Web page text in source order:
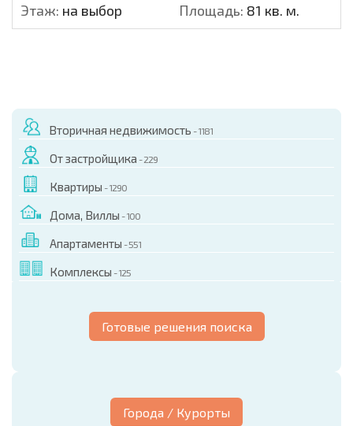
Этаж: на выбор Площадь: 81 кв. м.
Вторичная недвижимость - 1181
От застройщика - 229
Квартиры - 1290
Дома, Виллы - 100
Апартаменты - 551
Комплексы - 125
Готовые решения поиска
Города / Курорты